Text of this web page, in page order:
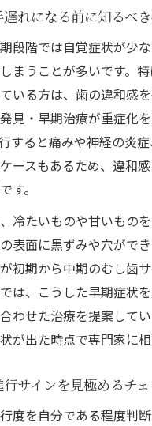
れになる前に知るべ
段階では自覚症状が少
まうことが多いです。
いる方は、歯の違和感
見・早期治療が重症化
すると痛みや神経の炎
ースもあるため、違和
す。
冷たいものや甘いもの
表面に黒ずみや穴がで
初期から中期のむし歯
は、こうした早期症状
わせた治療を提案してい
が出た時点で専門家に相
サインを見極めるチ
度を自分である程度判